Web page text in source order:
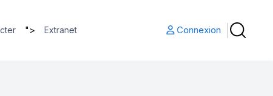
"> Extranet Connexion